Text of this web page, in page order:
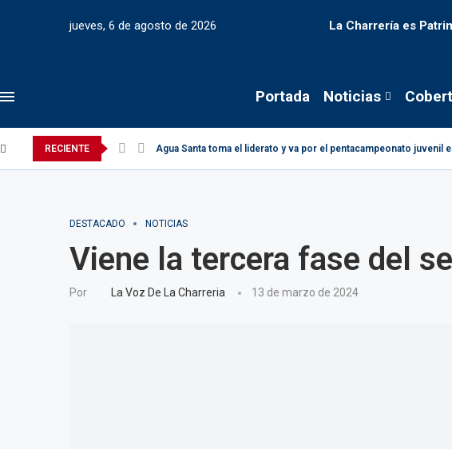
jueves, 6 de agosto de 2026 La Charrería es
Portada Noticias
RECIENTE Agua Santa toma el liderato y va por el pentacampeonato juvenil
DESTACADO NOTICIAS
Viene la tercera fase del
Por La Voz De La Charreria 13 de marzo de 2024